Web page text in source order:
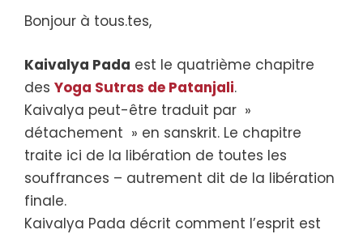
Bonjour à tous.tes,
Kaivalya Pada est le quatrième chapitre
des Yoga Sutras de Patanjali.
Kaivalya peut-être traduit par »
détachement » en sanskrit. Le chapitre
traite ici de la libération de toutes les
souffrances – autrement dit de la libération
finale.
Kaivalya Pada décrit comment l’esprit est